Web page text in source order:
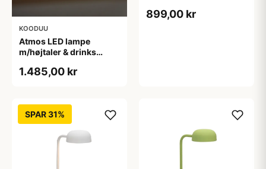
KOODUU
Atmos LED lampe
m/højtaler & drinks
1.485,00 kr
899,00 kr
SPAR 31%